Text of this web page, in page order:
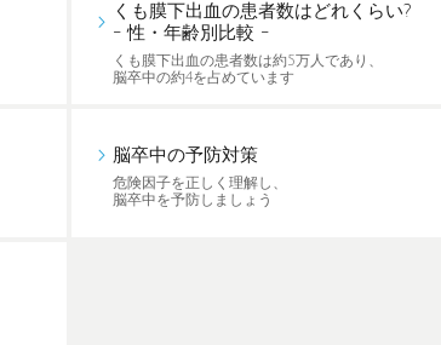
くも膜下出血の患者数はどれくらい?
- 性・年齢別比較 -
くも膜下出血の患者数は約5万人であり、
脳卒中の約4を占めています
脳卒中の予防対策
危険因子を正しく理解し、
脳卒中を予防しましょう